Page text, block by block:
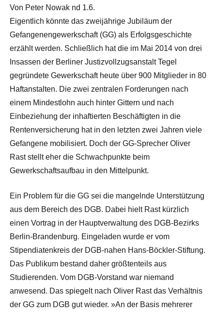
Von Peter Nowak nd 1.6.
Eigentlich könnte das zweijährige Jubiläum der
Gefangenengewerkschaft (GG) als Erfolgsgeschichte
erzählt werden. Schließlich hat die im Mai 2014 von drei
Insassen der Berliner Justizvollzugsanstalt Tegel
gegründete Gewerkschaft heute über 900 Mitglieder in 80
Haftanstalten. Die zwei zentralen Forderungen nach
einem Mindestlohn auch hinter Gittern und nach
Einbeziehung der inhaftierten Beschäftigten in die
Rentenversicherung hat in den letzten zwei Jahren viele
Gefangene mobilisiert. Doch der GG-Sprecher Oliver
Rast stellt eher die Schwachpunkte beim
Gewerkschaftsaufbau in den Mittelpunkt.
Ein Problem für die GG sei die mangelnde Unterstützung
aus dem Bereich des DGB. Dabei hielt Rast kürzlich
einen Vortrag in der Hauptverwaltung des DGB-Bezirks
Berlin-Brandenburg. Eingeladen wurde er vom
Stipendiatenkreis der DGB-nahen Hans-Böckler-Stiftung.
Das Publikum bestand daher größtenteils aus
Studierenden. Vom DGB-Vorstand war niemand
anwesend. Das spiegelt nach Oliver Rast das Verhältnis
der GG zum DGB gut wieder. »An der Basis mehrerer